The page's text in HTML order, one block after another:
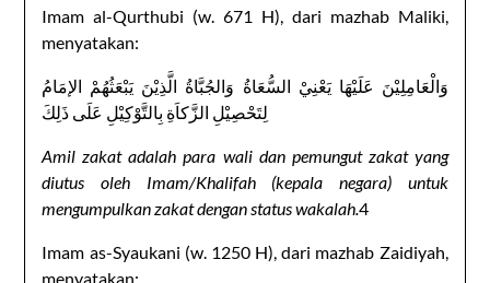
Imam al-Qurthubi (w. 671 H), dari mazhab Maliki,
menyatakan:
وَالْعَامِلِيْنَ عَلَيْهَا يَعْنِيْ السُّعَاةُ وَالجُبَّاةُ الَّذِيْنَ يَبْعَثُهُمْ الإمَامُ
لِتَحْصِيْلِ الزَّكاَةِ بِالتَّوْكِيْلِ عَلَى ذَلِكَ
Amil zakat adalah para wali dan pemungut zakat yang
diutus oleh Imam/Khalifah (kepala negara) untuk
mengumpulkan zakat dengan status wakalah.4
Imam as-Syaukani (w. 1250 H), dari mazhab Zaidiyah,
menyatakan: